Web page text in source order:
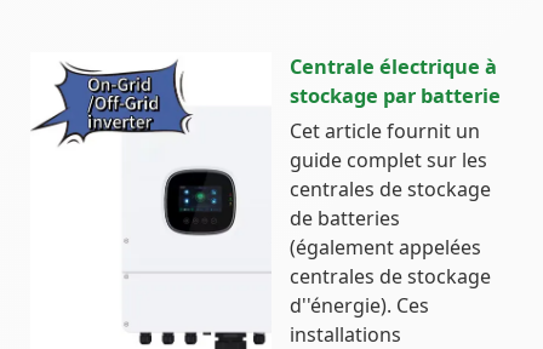
Centrale électrique à
stockage par batterie
Cet article fournit un
guide complet sur les
centrales de stockage
de batteries
(également appelées
centrales de stockage
d''énergie). Ces
installations